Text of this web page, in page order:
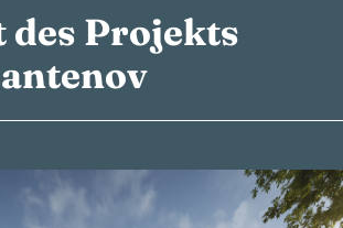
des Projekts